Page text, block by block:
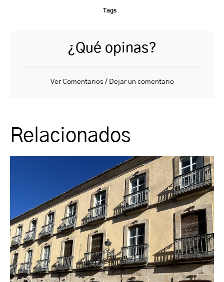
Tags
¿Qué opinas?
Ver Comentarios / Dejar un comentario
Relacionados